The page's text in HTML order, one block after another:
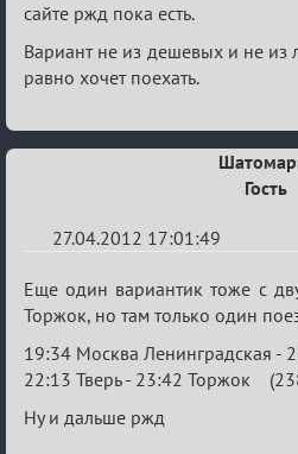
сайте ржд пока есть.
Вариант не из дешевых и не из
равно хочет поехать.
Гость
27.04.2012 17:01:49
Re:
План
мероприятия
(дополнения
приветствуются)
Еще один вариантик тоже с
Торжок, но там только один
19:34 Москва Ленинградская -
22:13 Тверь - 23:42 Торжок
Ну и дальше ржд